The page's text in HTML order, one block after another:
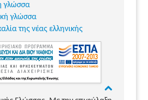
γλώσσα
γλώσσα
της νέας ελληνικής